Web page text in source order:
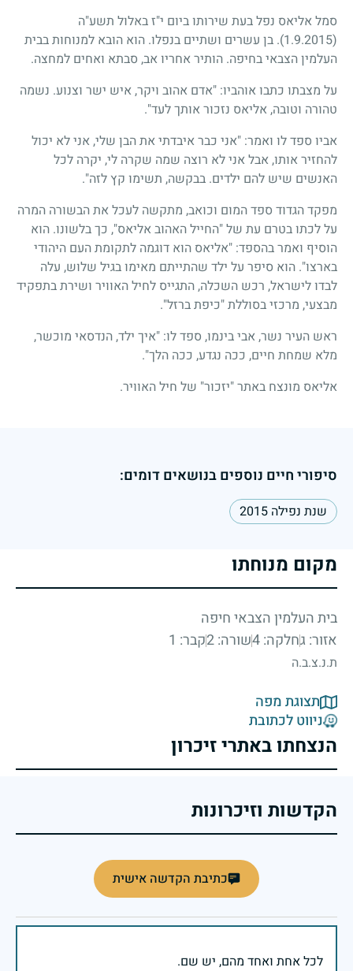
סמל אליאס נפל בעת שירותו ביום י"ז באלול תשע"ה
(1.9.2015)
. בן עשרים ושתיים בנפלו. הוא הובא למנוחות בבית
העלמין הצבאי בחיפה. הותיר אחריו אב, סבתא ואחים למחצה.
על מצבתו כתבו אוהביו: "אדם אהוב ויקר, איש ישר וצנוע. נשמה
טהורה וטובה, אליאס נזכור אותך לעד".
אביו ספד לו ואמר: "אני כבר איבדתי את הבן שלי, אני לא יכול
להחזיר אותו, אבל אני לא רוצה שמה שקרה לי, יקרה לכל
האנשים שיש להם ילדים. בבקשה, תשימו קץ לזה".
מפקד הגדוד ספד המום וכואב, מתקשה לעכל את הבשורה המרה
על לכתו בטרם עת של "החייל האהוב אליאס", כך בלשונו. הוא
הוסיף ואמר בהספד: "אליאס הוא דוגמה לתקומת העם היהודי
בארצו". הוא סיפר על ילד שהתייתם מאימו בגיל שלוש, עלה
לבדו לישראל, רכש השכלה, התגייס לחיל האוויר ושירת בתפקיד
מבצעי, מרכזי בסוללת "כיפת ברזל".
ראש העיר נשר, אבי בינמו, ספד לו: "איך ילד, הנדסאי מוכשר,
מלא שמחת חיים, ככה נגדע, ככה הלך".
אליאס מונצח באתר "יזכור" של חיל האוויר.
סיפורי חיים נוספים בנושאים דומים:
שנת נפילה 2015
מקום מנוחתו
בית העלמין הצבאי חיפה
אזור: גחלקה: 4 שורה: 2 קבר: 1
ת.נ.צ.ב.ה
תצוגת מפה
ניווט לכתובת
הנצחתו באתרי זיכרון
הקדשות וזיכרונות
כתיבת הקדשה אישית